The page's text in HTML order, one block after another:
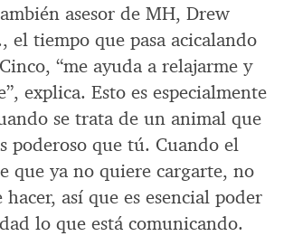
asesor de MH, Drew
el tiempo que pasa acicalando
“me ayuda a relajarme y
explica. Esto es especialmente
se trata de un animal que
poderoso que tú. Cuando el
que ya no quiere cargarte, no
así que es esencial poder
lo que está comunicando.